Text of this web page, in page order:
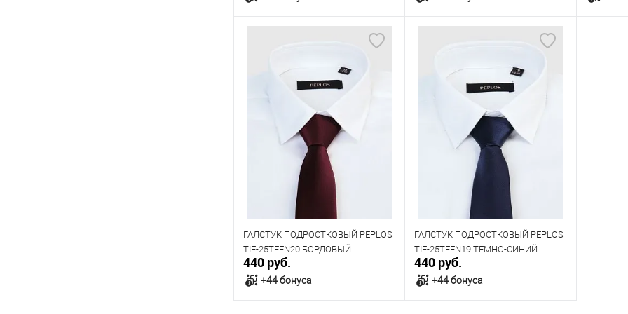
В наличии В наличии
ГАЛСТУК ПОДРОСТКОВЫЙ PEPLOS
TIE-25TEEN20 БОРДОВЫЙ
440 руб.
+44 бонуса
ГАЛСТУК ПОДРОСТКОВЫЙ PEPLOS
TIE-25TEEN19 ТЕМНО-СИНИЙ
440 руб.
+44 бонуса